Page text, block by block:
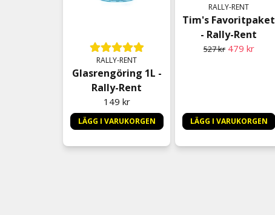
RALLY-RENT
Glasrengöring 1L -
Rally-Rent
149 kr
LÄGG I VARUKORGEN
RALLY-RENT
Tim's Favoritpaket
- Rally-Rent
527 kr 479 kr
LÄGG I VARUKORGEN